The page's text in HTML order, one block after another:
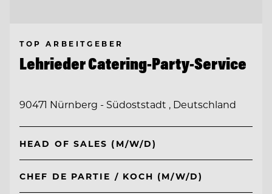
TOP ARBEITGEBER
Lehrieder Catering-Party-Service
90471 Nürnberg - Südoststadt , Deutschland
HEAD OF SALES (M/W/D)
CHEF DE PARTIE / KOCH (M/W/D)